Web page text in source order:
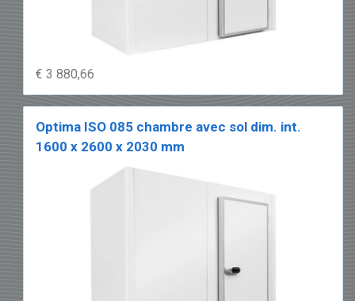
€ 3 880,66
Optima ISO 085 chambre avec sol dim. int.
1600 x 2600 x 2030 mm